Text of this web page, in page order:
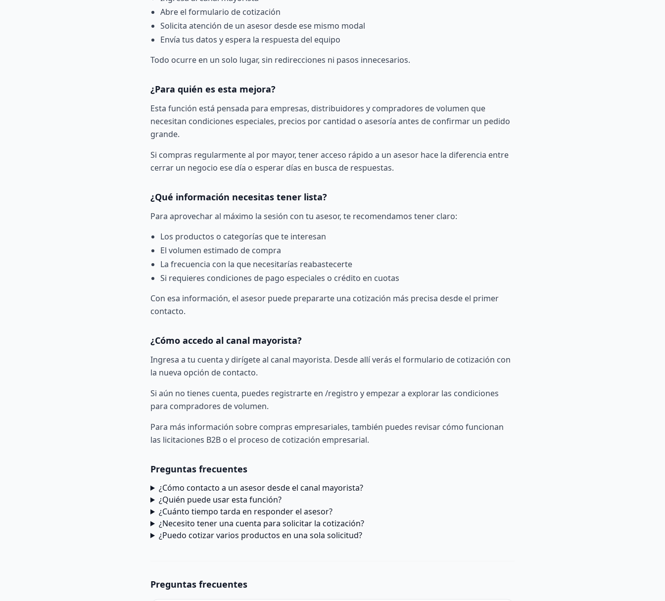
Abre el formulario de cotización
Solicita atención de un asesor desde ese mismo modal
Envía tus datos y espera la respuesta del equipo
Todo ocurre en un solo lugar, sin redirecciones ni pasos innecesarios.
¿Para quién es esta mejora?
Esta función está pensada para empresas, distribuidores y compradores de volumen que
necesitan condiciones especiales, precios por cantidad o asesoría antes de confirmar un pedido
grande.
Si compras regularmente al por mayor, tener acceso rápido a un asesor hace la diferencia entre
cerrar un negocio ese día o esperar días en busca de respuestas.
¿Qué información necesitas tener lista?
Para aprovechar al máximo la sesión con tu asesor, te recomendamos tener claro:
Los productos o categorías que te interesan
El volumen estimado de compra
La frecuencia con la que necesitarías reabastecerte
Si requieres condiciones de pago especiales o crédito en cuotas
Con esa información, el asesor puede prepararte una cotización más precisa desde el primer
contacto.
¿Cómo accedo al canal mayorista?
Ingresa a tu cuenta y dirígete al canal mayorista. Desde allí verás el formulario de cotización con
la nueva opción de contacto.
Si aún no tienes cuenta, puedes registrarte en /registro y empezar a explorar las condiciones
para compradores de volumen.
Para más información sobre compras empresariales, también puedes revisar cómo funcionan
las licitaciones B2B o el proceso de cotización empresarial.
Preguntas frecuentes
¿Cómo contacto a un asesor desde el canal mayorista?
¿Quién puede usar esta función?
¿Cuánto tiempo tarda en responder el asesor?
¿Necesito tener una cuenta para solicitar la cotización?
¿Puedo cotizar varios productos en una sola solicitud?
Preguntas frecuentes